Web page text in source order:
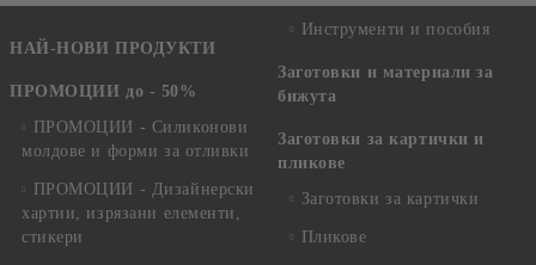
НАЙ-НОВИ ПРОДУКТИ
ПРОМОЦИИ до - 50%
ПРОМОЦИИ - Силиконови
молдове и форми за отливки
ПРОМОЦИИ - Дизайнерски
хартии, изрязани елементи,
стикери
Инструменти и пособия
Заготовки и материали за
бижута
Заготовки за картички и
пликове
Заготовки за картички
Пликове